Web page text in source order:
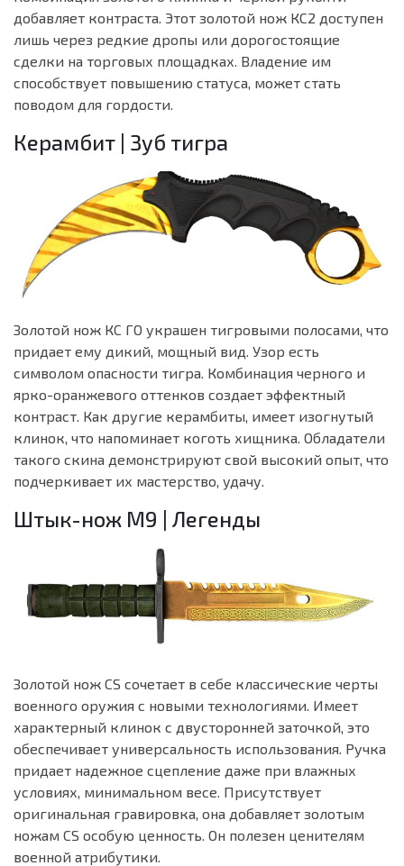
добавляет контраста. Этот золотой нож КС2 доступен
лишь через редкие дропы или дорогостоящие
сделки на торговых площадках. Владение им
способствует повышению статуса, может стать
поводом для гордости.
Керамбит | Зуб тигра
Золотой нож КС ГО украшен тигровыми полосами, что
придает ему дикий, мощный вид. Узор есть
символом опасности тигра. Комбинация черного и
ярко-оранжевого оттенков создает эффектный
контраст. Как другие керамбиты, имеет изогнутый
клинок, что напоминает коготь хищника. Обладатели
такого скина демонстрируют свой высокий опыт, что
подчеркивает их мастерство, удачу.
Штык-нож M9 | Легенды
Золотой нож CS сочетает в себе классические черты
военного оружия с новыми технологиями. Имеет
характерный клинок с двусторонней заточкой, это
обеспечивает универсальность использования. Ручка
придает надежное сцепление даже при влажных
условиях, минимальном весе. Присутствует
оригинальная гравировка, она добавляет золотым
ножам CS особую ценность. Он полезен ценителям
военной атрибутики.